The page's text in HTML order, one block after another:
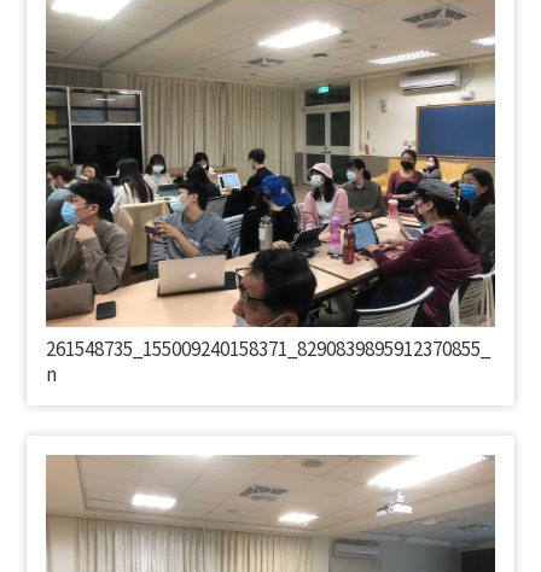
261548735_155009240158371_8290839895912370855_
n